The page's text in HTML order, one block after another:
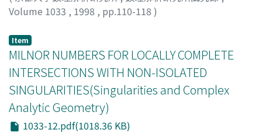
Volume 1033 , 1998 , pp.110-118 )
Item
MILNOR NUMBERS FOR LOCALLY COMPLETE
INTERSECTIONS WITH NON-ISOLATED
SINGULARITIES(Singularities and Complex
Analytic Geometry)
1033-12.pdf(1018.36 KB)